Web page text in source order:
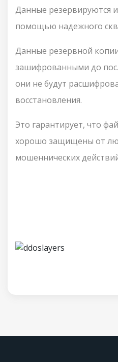
Данные резервируются
помощью надежного
Данные резервной
зашифрованными до
они не будут
восстановления.
Это гарантирует, что
хорошо защищены от
мошеннических